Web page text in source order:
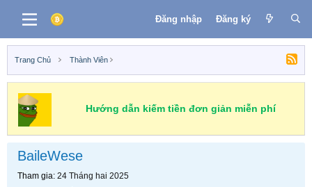
Đăng nhập Đăng ký
Trang Chủ Thành Viên
Hướng dẫn kiếm tiền đơn giản miễn phí
BaileWese
Tham gia 24 Tháng hai 2025